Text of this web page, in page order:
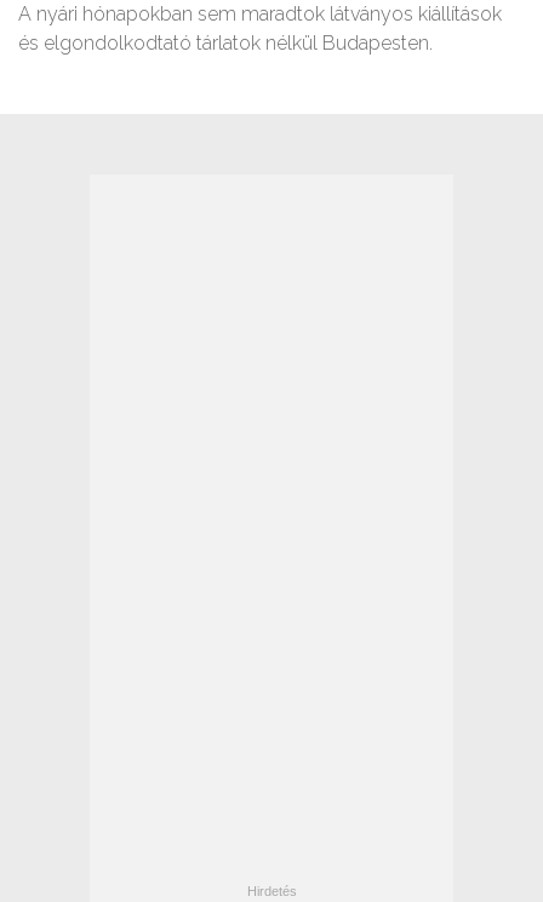
A nyári hónapokban sem maradtok látványos kiállítások
és elgondolkodtató tárlatok nélkül Budapesten.